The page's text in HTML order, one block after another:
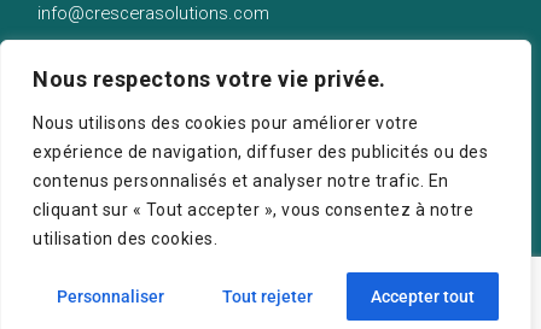
Nous respectons votre vie privée.
Nous utilisons des cookies pour améliorer votre
expérience de navigation, diffuser des publicités ou des
contenus personnalisés et analyser notre trafic. En
cliquant sur « Tout accepter », vous consentez à notre
utilisation des cookies.
Personnaliser Tout rejeter Accepter tout
info@crescerasolutions.com
50 route d’Esch (2ème étage), Luxembourg
Crescera Solutions © 2026. Tous droits réservés.